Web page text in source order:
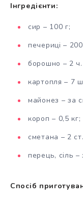
Інгредієнти:
сир – 100 г;
печериці –
борошно – 2 ч.
картопля – 7
майонез – за
короп – 0,5 кг;
сметана – 2
перець, сіль
Спосіб